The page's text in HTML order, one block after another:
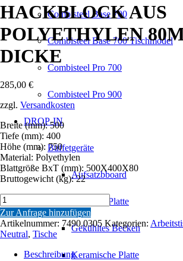
Combisteel Base 700
Combisteel Base 700 Tischmodel
Combisteel Pro 700
Combisteel Pro 900
DROP-IN
Büffetgeräte
Aufsatzbboard
Gekühlte Platte
Gekühltes Becken
Keramische Platte
HACKBLOCK AUS
POLYETHYLEN
DICKE
285,00 €
zzgl. Versandkosten
Breite (mm): 500
Tiefe (mm): 400
Höhe (mm): 750
Material: Polyethylen
Blattgröße BxT (mm): 500X400X80
Bruttogewicht (kg): 22
HACKBLOCK
AUS
POLYETHYLEN
80MM
DICKE
Menge
Zur Anfrage hinzufügen
Artikelnummer: 7490.0305 Kategorien:
Neutral, Tische
Beschreibung